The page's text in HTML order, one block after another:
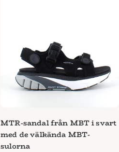
MTR-sandal från MBT i svart
med de välkända MBT-
sulorna